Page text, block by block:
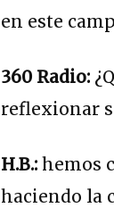
en este
360 Radio:
reflexionar
H.B.: hemos
haciendo la